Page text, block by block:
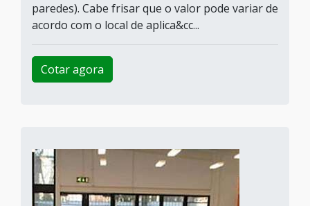
paredes). Cabe frisar que o valor pode variar de
acordo com o local de aplica&cc...
Cotar agora